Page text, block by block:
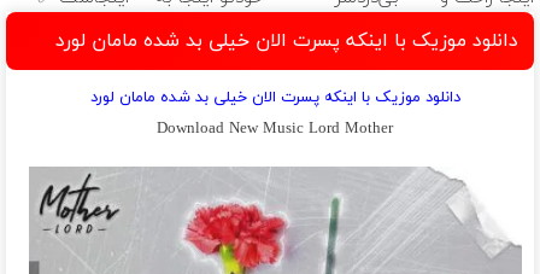
سریع بفروشش
دانلود موزیک با اینکه پسرت الان خیلی بد شده مامان لورد
دانلود موزیک با اینکه پسرت الان خیلی بد شده مامان لورد
Download New Music Lord Mother